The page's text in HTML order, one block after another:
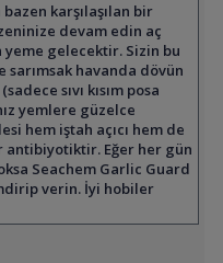
karşılaşılan bir
devam edin aç
gelecektir. Sizin bu
sarımsak havanda dövün
sıvı kısım posa
yemlere güzelce
hem iştah açıcı hem de
antibiyotiktir. Eğer her gün
Seachem Garlic Guard
verin. İyi hobiler